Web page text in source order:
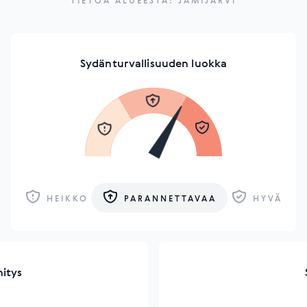
Sydänturvallisuuden luokka
HEIKKO PARANNETTAVAA HYVÄ